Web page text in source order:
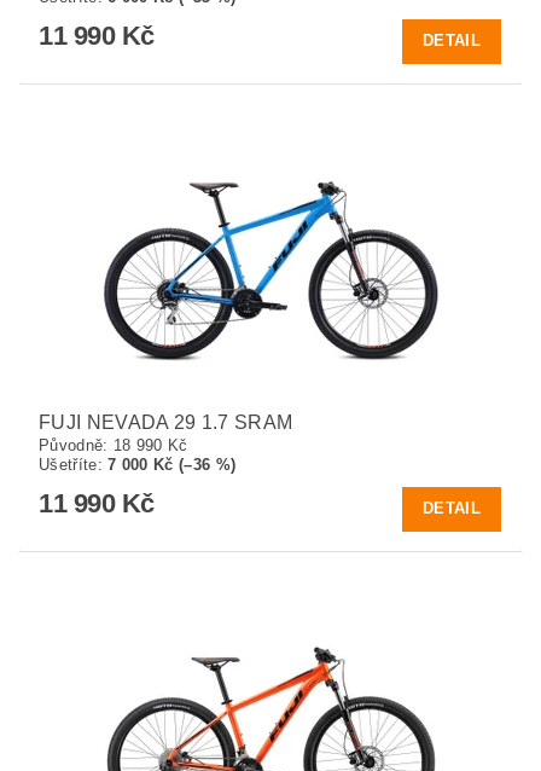
11 990 Kč DETAIL
FUJI NEVADA 29 1.7 SRAM
Původně: 18 990 Kč
Ušetříte:7 000 Kč (–36 %)
11 990 Kč DETAIL